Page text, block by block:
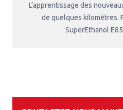
L'apprentissage des
de quelques kilomètres.
SuperEthanol